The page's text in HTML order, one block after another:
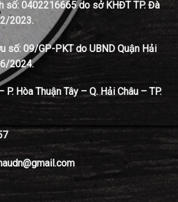
số: 0402216665 do sở KHĐT TP. Đà
2023.
số: 09/GP-PKT do UBND Quận Hải
2024.
P. Hòa Thuận Tây – Q. Hải Châu – TP.